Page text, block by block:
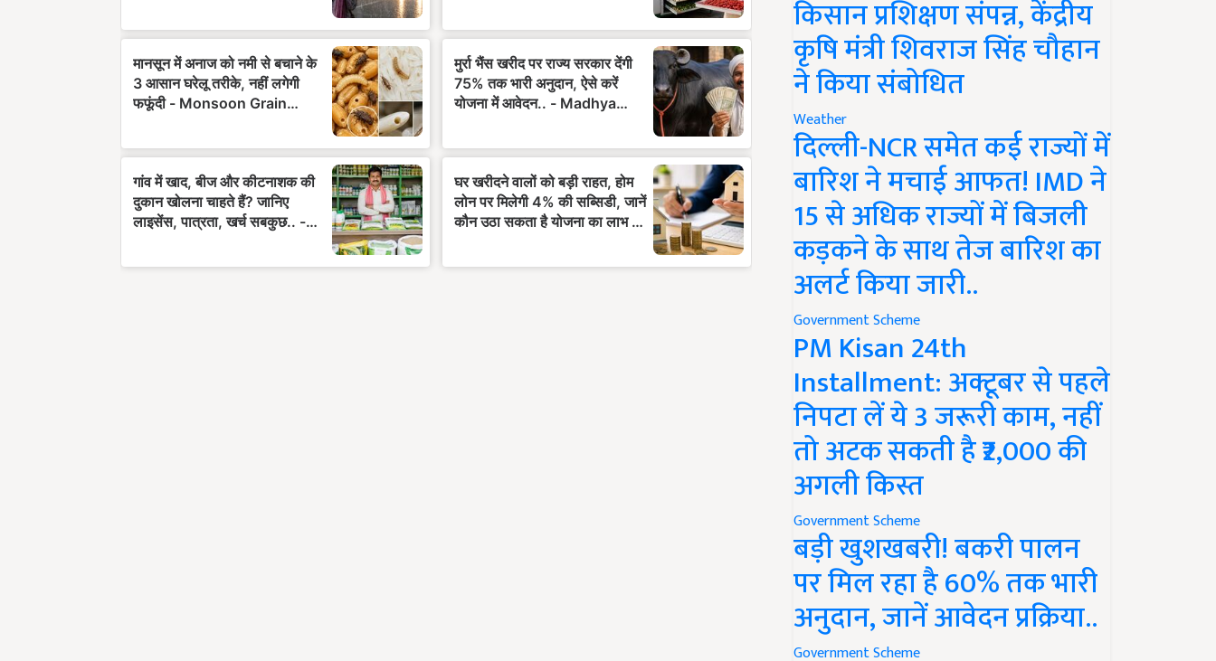
किसान प्रशिक्षण संपन्न, केंद्रीय
कृषि मंत्री शिवराज सिंह चौहान
ने किया संबोधित
Weather
दिल्ली-NCR समेत कई राज्यों में
बारिश ने मचाई आफत! IMD ने
15 से अधिक राज्यों में बिजली
कड़कने के साथ तेज बारिश का
अलर्ट किया जारी..
Government Scheme
PM Kisan 24th
Installment: अक्टूबर से पहले
निपटा लें ये 3 जरूरी काम, नहीं
तो अटक सकती है ₹2,000 की
अगली किस्त
Government Scheme
बड़ी खुशखबरी! बकरी पालन
पर मिल रहा है 60% तक भारी
अनुदान, जानें आवेदन प्रक्रिया..
Government Scheme